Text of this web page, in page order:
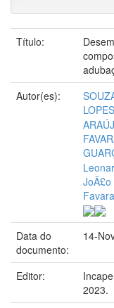
Título:
Autor(es):
JoÃ£o
Data do
documento:
14-
Editor:
2023.